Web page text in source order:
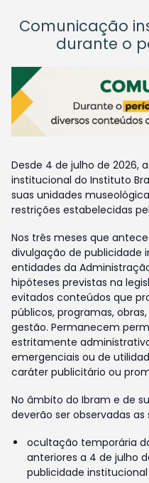
Comunicação
durante o
Desde 4 de julho de 2026,
institucional do Instituto
suas unidades
restrições estabelecidas
Nos três meses que
divulgação de publicidade
entidades da
hipóteses previstas na
evitados conteúdos que
públicos, programas,
gestão. Permanecem
estritamente
emergenciais ou de
caráter publicitário ou
No âmbito do Ibram e de
deverão ser observadas
ocultação temporária
anteriores a 4 de julho
publicidade